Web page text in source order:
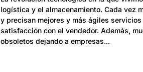
logística y el almacenamiento. Cada vez
y precisan mejores y más ágiles
satisfacción con el vendedor. Además,
obsoletos dejando a empresas